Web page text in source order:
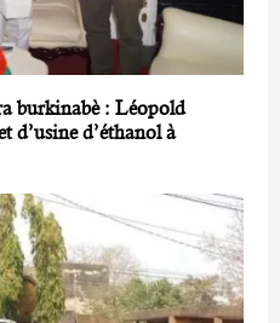
burkinabè : Léopold
d’usine d’éthanol à